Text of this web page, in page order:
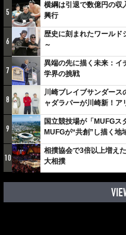
5
横綱は引退で数億円の収
興行
6
歴史に刻まれたワールド
～
7
異端の先に描く未来：イ
学界の挑戦
8
川崎ブレイブサンダース
ャダラパーが川崎新！ア
しみでしかないでしょ。
9
国立競技場が「MUFG
MUFGが“共創”し描く
10
相撲協会で3倍以上増え
大相撲